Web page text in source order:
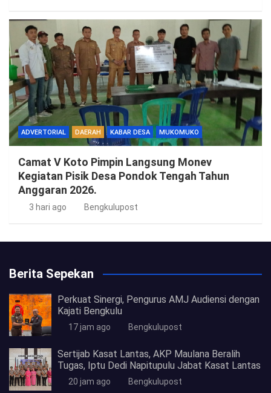
ADVERTORIAL DAERAH KABAR DESA MUKOMUKO
Camat V Koto Pimpin Langsung Monev
Kegiatan Pisik Desa Pondok Tengah Tahun
Anggaran 2026.
3 hari ago Bengkulupost
Berita Sepekan
Perkuat Sinergi, Pengurus AMJ Audiensi dengan
Kajati Bengkulu
17 jam ago Bengkulupost
Sertijab Kasat Lantas, AKP Maulana Beralih
Tugas, Iptu Dedi Napitupulu Jabat Kasat Lantas
20 jam ago Bengkulupost